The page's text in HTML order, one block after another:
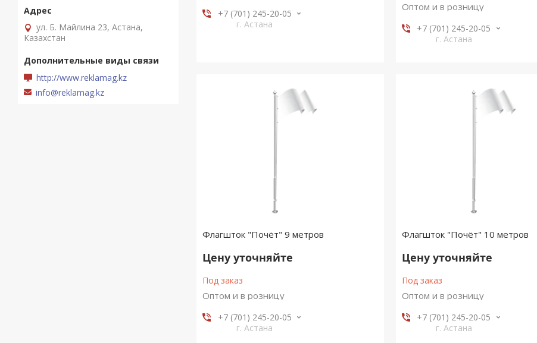
+7 (701) 245-20-05
г. Астана
Оптом и в розницу
+7 (701) 245-20-05
г. Астана
Флагшток "Почёт" 9 метров
Цену уточняйте
Под заказ
Оптом и в розницу
+7 (701) 245-20-05
г. Астана
Флагшток "Почёт" 10 метров
Цену уточняйте
Под заказ
Оптом и в розницу
+7 (701) 245-20-05
г. Астана
ул. Б. Майлина 23, Астана,
Казахстан
http://www.reklamag.kz
info@reklamag.kz